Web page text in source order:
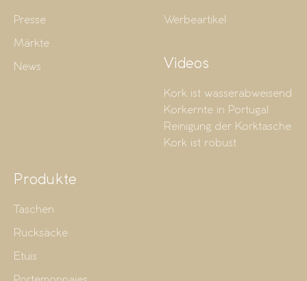
Presse
Märkte
News
Werbeartikel
Videos
Kork ist wasserabweisend
Korkernte in Portugal
Reinigung der Korktasche
Kork ist robust
Produkte
Taschen
Rucksäcke
Etuis